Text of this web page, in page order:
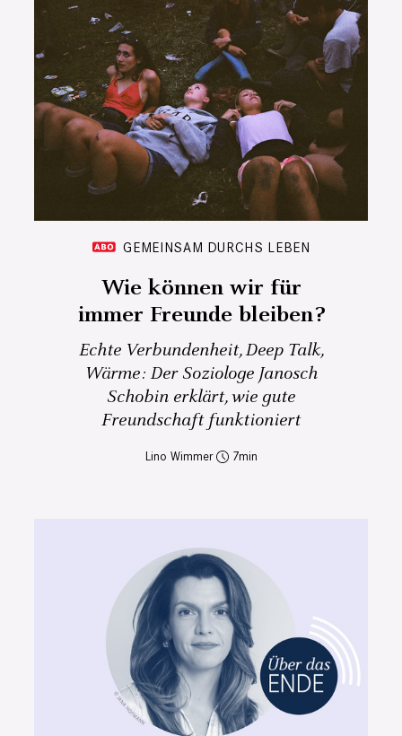
GEMEINSAM DURCHS LEBEN
Wie können wir für
immer Freunde bleiben?
Echte Verbundenheit, Deep Talk,
Wärme: Der Soziologe Janosch
Schobin erklärt, wie gute
Freundschaft funktioniert
Lino Wimmer 7